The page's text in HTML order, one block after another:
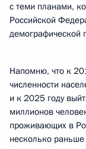
с теми планами,
Российской
демографической
Напомню, что к
численности
и к 2025 году
миллионов
проживающих в
несколько